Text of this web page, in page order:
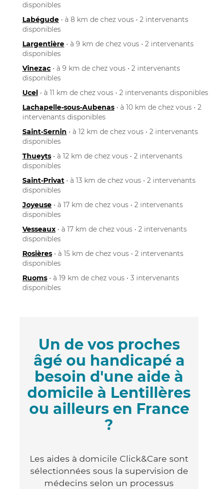
disponibles
Labégude • à 8 km de chez vous • 2 intervenants
disponibles
Largentière • à 9 km de chez vous • 2 intervenants
disponibles
Vinezac • à 9 km de chez vous • 2 intervenants
disponibles
Ucel • à 11 km de chez vous • 2 intervenants disponibles
Lachapelle-sous-Aubenas • à 10 km de chez vous • 2
intervenants disponibles
Saint-Sernin • à 12 km de chez vous • 2 intervenants
disponibles
Thueyts • à 12 km de chez vous • 2 intervenants
disponibles
Saint-Privat • à 13 km de chez vous • 2 intervenants
disponibles
Joyeuse • à 17 km de chez vous • 2 intervenants
disponibles
Vesseaux • à 17 km de chez vous • 2 intervenants
disponibles
Rosières • à 15 km de chez vous • 2 intervenants
disponibles
Ruoms • à 19 km de chez vous • 3 intervenants
disponibles
Un de vos proches
âgé ou handicapé a
besoin d'une aide à
domicile à Lentillères
ou ailleurs en France
?
Les aides à domicile Click&Care sont
sélectionnées sous la supervision de
médecins selon un processus